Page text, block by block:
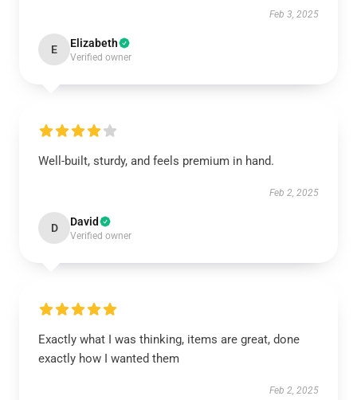
Feb 3, 2025
E Elizabeth
Verified owner
Well-built, sturdy, and feels premium in hand.
Feb 2, 2025
D David
Verified owner
Exactly what I was thinking, items are great, done
exactly how I wanted them
Feb 2, 2025